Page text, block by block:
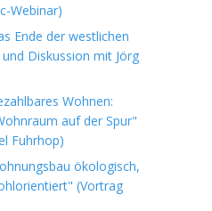
Webinar)
Ende der westlichen
Diskussion mit Jörg
Wohnen:
auf der Spur"
Fuhrhop)
ökologisch,
(Vortrag